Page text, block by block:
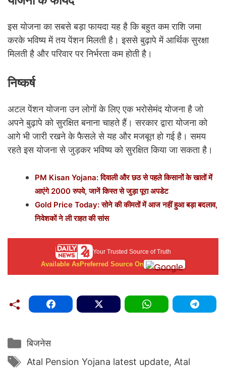
इस योजना का सबसे बड़ा फायदा यह है कि बहुत कम राशि जमा
करके भविष्य में तय पेंशन मिलती है। इससे बुढ़ापे में आर्थिक सुरक्षा
मिलती है और परिवार पर निर्भरता कम होती है।
निष्कर्ष
अटल पेंशन योजना उन लोगों के लिए एक भरोसेमंद योजना है जो
अपने बुढ़ापे को सुरक्षित बनाना चाहते हैं। सरकार द्वारा योजना को
आगे भी जारी रखने के फैसले से यह और मजबूत हो गई है। समय
रहते इस योजना से जुड़कर भविष्य को सुरक्षित किया जा सकता है।
PM Kisan Yojana: दिवाली और छठ से पहले किसानों के खातों में
आएंगे 2000 रुपये, जानें किस्त से जुड़ा पूरा अपडेट
Gold Price Today: सोने की कीमतों में आज नहीं हुआ बड़ा बदलाव,
निवेशकों ने ली राहत की सांस
Your Trusted Source of Truth
Available AsPreferred Source On
Categories
बिजनेस
Tags
Atal Pension Yojana latest update, Atal